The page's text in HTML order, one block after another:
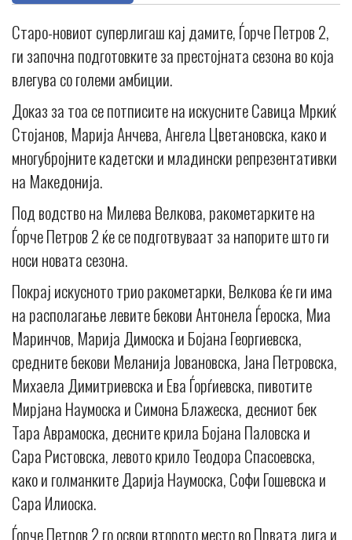
Старо-новиот суперлигаш кај дамите, Ѓорче Петров 2,
ги започна подготовките за престојната сезона во која
влегува со големи амбиции.
Доказ за тоа се потписите на искусните Савица Мркиќ
Стојанов, Марија Анчева, Ангела Цветановска, како и
многубројните кадетски и младински репрезентативки
на Македонија.
Под водство на Милева Велкова, ракометарките на
Ѓорче Петров 2 ќе се подготвуваат за напорите што ги
носи новата сезона.
Покрај искусното трио ракометарки, Велкова ќе ги има
на располагање левите бекови Антонела Ѓероска, Миа
Маринчов, Марија Димоска и Бојана Георгиевска,
средните бекови Меланија Јовановска, Jана Петровска,
Михаела Димитриевска и Ева Ѓорѓиевска, пивотите
Мирјана Наумоска и Симона Блажеска, десниот бек
Тара Аврамоска, десните крила Бојана Паловска и
Сара Ристовска, левото крило Теодора Спасоевска,
како и голманките Дарија Наумоска, Софи Гошевска и
Сара Илиоска.
Ѓорче Петров 2 го освои второто место во Првата лига и